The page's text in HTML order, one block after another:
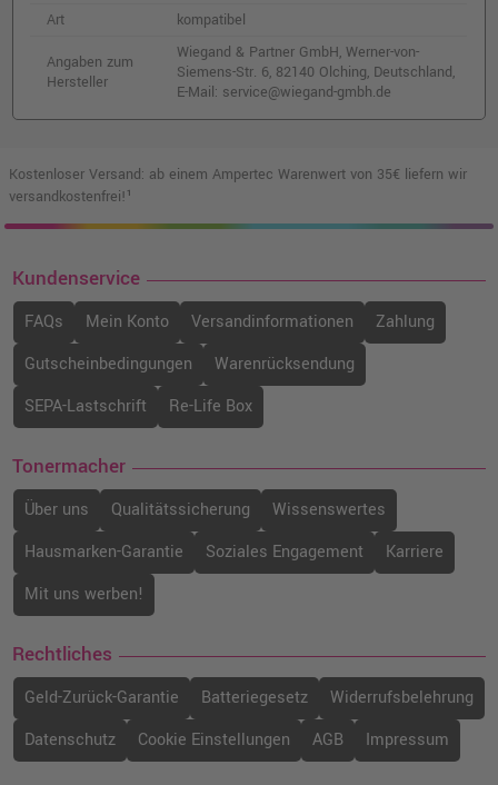
Art
kompatibel
Angaben zum
Hersteller
Wiegand & Partner GmbH, Werner-von-
Siemens-Str. 6, 82140 Olching, Deutschland,
E-Mail: service@wiegand-gmbh.de
Kostenloser Versand: ab einem Ampertec Warenwert von 35€ liefern wir
versandkostenfrei!¹
Kundenservice
FAQs Mein Konto Versandinformationen
Zahlung
Gutscheinbedingungen
Warenrücksendung
SEPA-Lastschrift
Re-Life Box
Tonermacher
Über uns Qualitätssicherung
Wissenswertes
Hausmarken-Garantie
Soziales Engagement
Karriere
Mit uns werben!
Rechtliches
Geld-Zurück-Garantie Batteriegesetz
Widerrufsbelehrung
Datenschutz
Cookie Einstellungen AGB Impressum